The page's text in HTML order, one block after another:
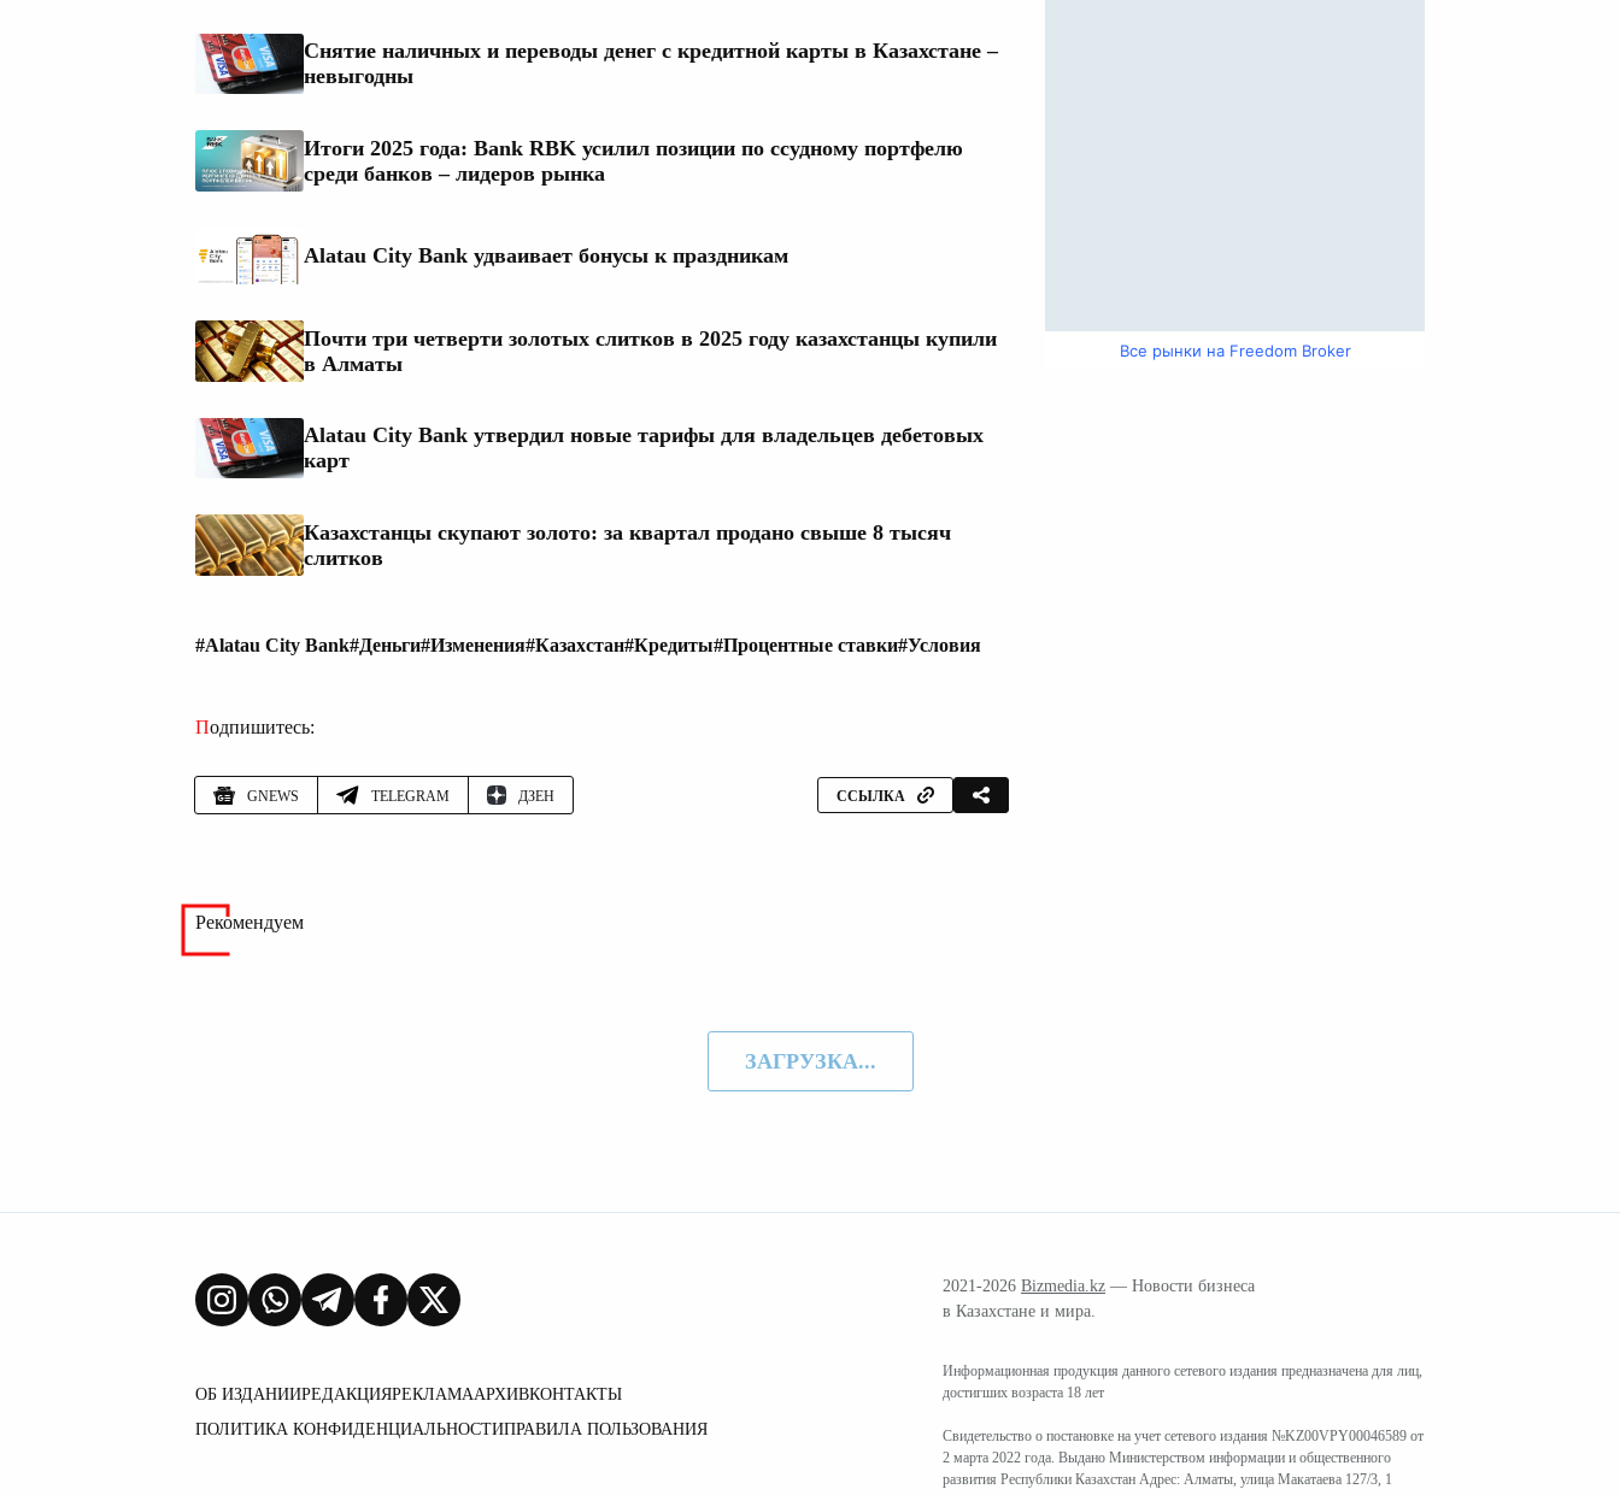
Снятие наличных и переводы денег с кредитной карты в Казахстане –
невыгодны
Итоги 2025 года: Bank RBK усилил позиции по ссудному портфелю
среди банков – лидеров рынка
Alatau City Bank удваивает бонусы к праздникам
Почти три четверти золотых слитков в 2025 году казахстанцы купили
в Алматы
Alatau City Bank утвердил новые тарифы для владельцев дебетовых
карт
Казахстанцы скупают золото: за квартал продано свыше 8 тысяч
слитков
#Alatau City Bank#Деньги#Изменения#Казахстан#Кредиты#Процентные ставки#Условия
Подпишитесь:
GNEWS TELEGRAM ДЗЕН ССЫЛКА
Все рынки на Freedom Broker
Рекомендуем
ЗАГРУЗКА...
ОБ ИЗДАНИИРЕДАКЦИЯРЕКЛАМААРХИВКОНТАКТЫ
ПОЛИТИКА КОНФИДЕНЦИАЛЬНОСТИПРАВИЛА ПОЛЬЗОВАНИЯ
2021-2026 Bizmedia.kz — Новости бизнеса
в Казахстане и мира.
Информационная продукция данного сетевого издания предназначена для лиц,
достигших возраста 18 лет
Свидетельство о постановке на учет сетевого издания №KZ00VPY00046589 от
2 марта 2022 года. Выдано Министерством информации и общественного
развития Республики Казахстан Адрес: Алматы, улица Макатаева 127/3, 1